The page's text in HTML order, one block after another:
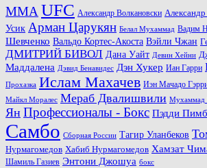
MMAUFC Александр Волкановски
Усик Арман Царукян Белал Мухаммад Вадим
Шевченко Вальдо Кортес-Акоста Вэйли Чжан
ДМИТРИЙ БИВОЛ Дана Уайт Девин Хейни
Маддалена Дэвид Бенавидес Дэн Хукер Иан Гарри
Прохазка Ислам Махачев Иэн Мачадо
Майкл Моралес Мераб Двалишвили Мухаммад
Ян Профессионалы - Бокс Пэдди
Самбо Сборная России Тагир Уланбеков
Нурмагомедов Хабиб Нурмагомедов Хамзат
Шамиль Газиев Энтони Джошуа бокс